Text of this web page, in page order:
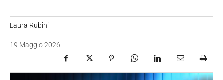
Laura Rubini
19 Maggio 2026